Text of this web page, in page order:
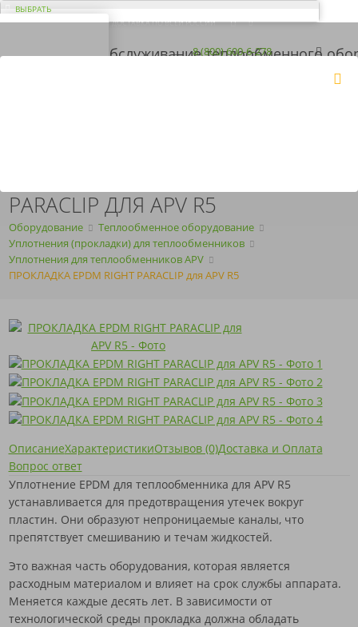
ВЫБРАТЬ
ДОСТАВКА ПО ВСЕЙ РОССИИ
8 (800) 600-6-278
PARACLIP ДЛЯ APV R5
Оборудование
Теплообменное оборудование
Уплотнения (прокладки) для теплообменников
Уплотнения для теплообменников APV
ПРОКЛАДКА EPDM RIGHT PARACLIP для APV R5
ОписаниеХарактеристикиОтзывов (0)Доставка и Оплата
Вопрос ответ
Уплотнение EPDM для теплообменника для APV R5
устанавливается для предотвращения утечек вокруг
пластин. Они образуют непроницаемые каналы, что
препятствует смешиванию и течам жидкостей.
Это важная часть оборудования, которая является
расходным материалом и влияет на срок службы аппарата.
Меняется каждые десять лет. В зависимости от
технологической среды прокладка должна обладать